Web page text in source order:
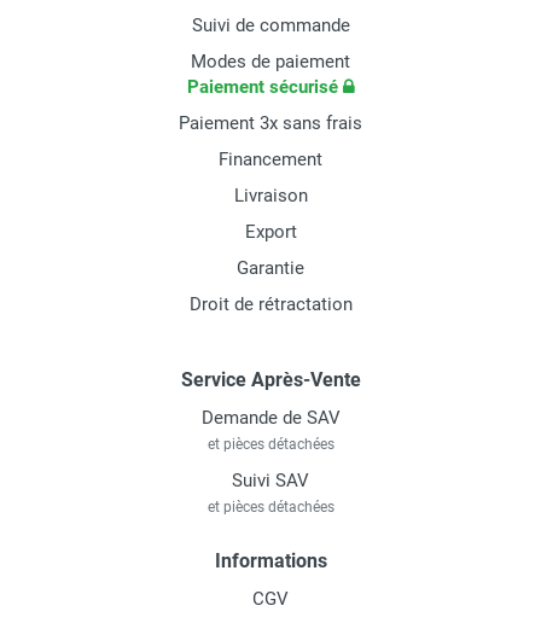
Suivi de commande
Modes de paiement
Paiement sécurisé
Paiement 3x sans frais
Financement
Livraison
Export
Garantie
Droit de rétractation
Service Après-Vente
Demande de SAV
et pièces détachées
Suivi SAV
et pièces détachées
Informations
CGV